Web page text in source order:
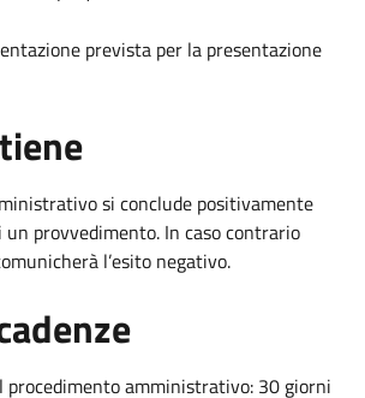
prevista per la presentazione
si conclude positivamente
un provvedimento. In caso contrario
l’esito negativo.
procedimento amministrativo: 30 giorni